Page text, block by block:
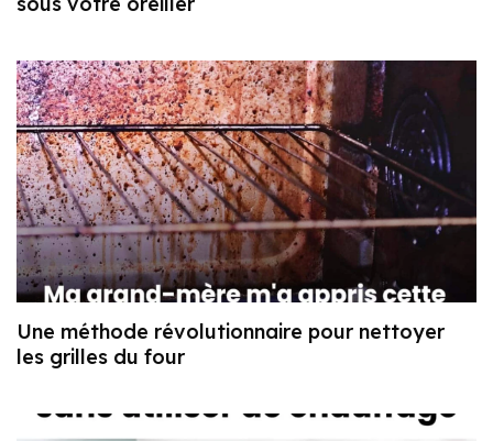
Une méthode révolutionnaire pour nettoyer
les grilles du four